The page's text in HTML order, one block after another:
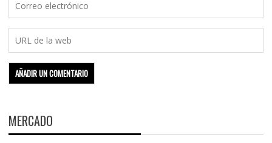
MERCADO